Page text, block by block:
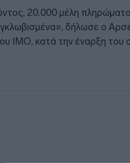
20.000 μέλη
δήλωσε ο
ΙΜΟ, κατά την έναρξη του